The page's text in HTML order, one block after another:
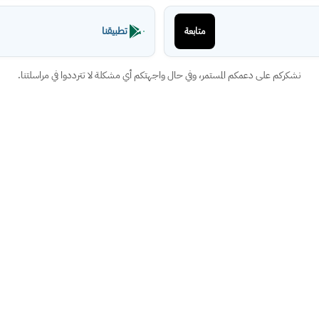
متابعة تطبيقنا
نشكركم على دعمكم المستمر، وفي حال واجهتكم أي مشكلة لا تترددوا في مراسلتنا.